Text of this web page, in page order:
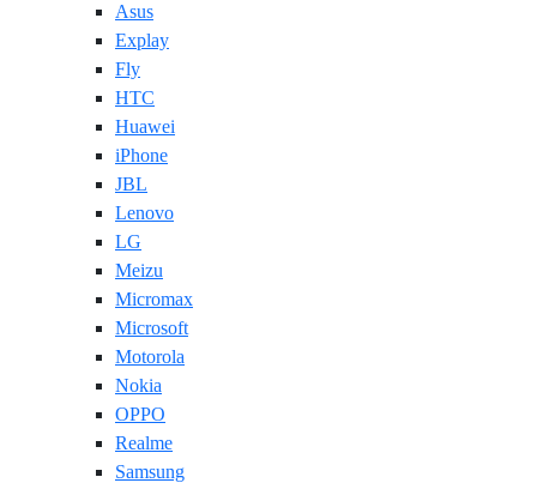
Asus
Explay
Fly
HTC
Huawei
iPhone
JBL
Lenovo
LG
Meizu
Micromax
Microsoft
Motorola
Nokia
OPPO
Realme
Samsung